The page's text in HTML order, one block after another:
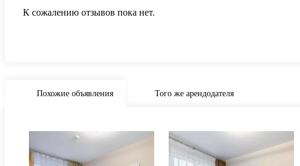
К сожалению отзывов пока нет.
Похожие объявления Того же арендодателя